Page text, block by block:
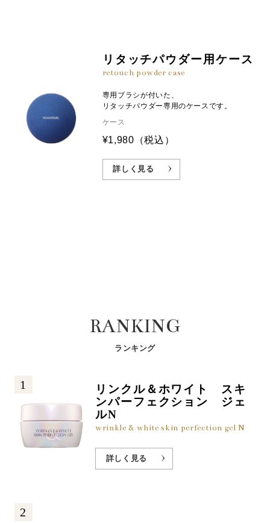
リタッチパウダー用ケース
retouch powder case
専用ブラシが付いた、
リタッチパウダー専用のケースです。
ケース
¥1,980 （税込）
詳しく見る
RANKING
ランキング
1
リンクル＆ホワイト スキ
ンパーフェクション ジェ
ルN
wrinkle & white skin perfection gel N
詳しく見る
2